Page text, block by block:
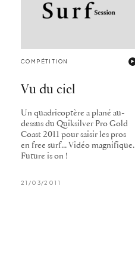
COMPÉTITION
Vu du ciel
Un quadricoptère a plané au-
dessus du Quiksilver Pro Gold
Coast 2011 pour saisir les pros
en free surf... Vidéo magnifique.
Future is on !
21/03/2011